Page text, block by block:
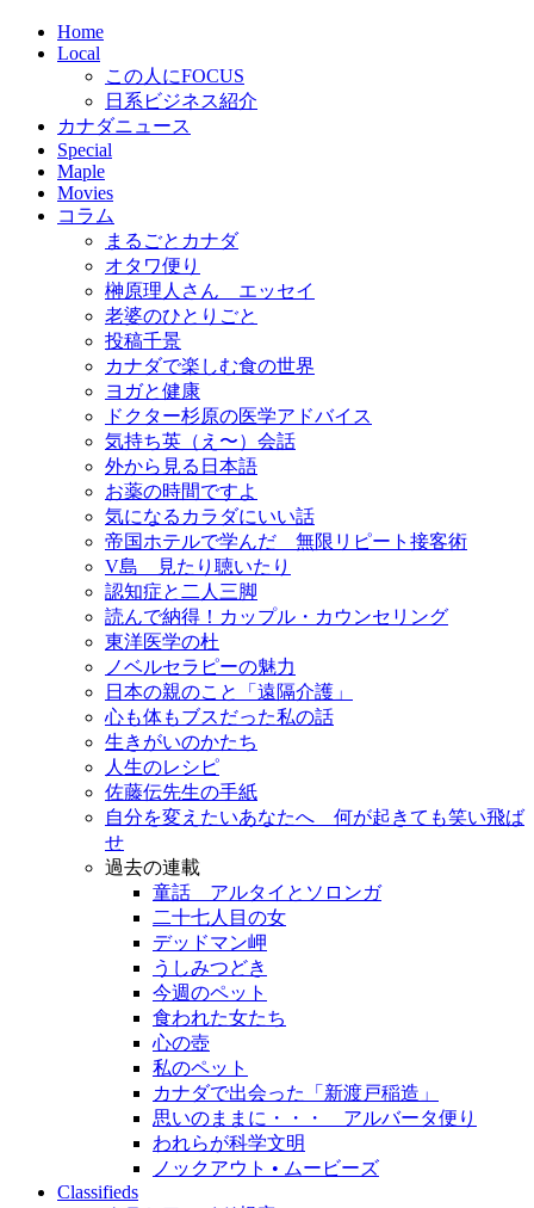
Home
Local
この人にFOCUS
日系ビジネス紹介
カナダニュース
Special
Maple
Movies
コラム
まるごとカナダ
オタワ便り
榊原理人さん エッセイ
老婆のひとりごと
投稿千景
カナダで楽しむ食の世界
ヨガと健康
ドクター杉原の医学アドバイス
気持ち英（え〜）会話
外から見る日本語
お薬の時間ですよ
気になるカラダにいい話
帝国ホテルで学んだ 無限リピート接客術
V島 見たり聴いたり
認知症と二人三脚
読んで納得！カップル・カウンセリング
東洋医学の杜
ノベルセラピーの魅力
日本の親のこと「遠隔介護」
心も体もブスだった私の話
生きがいのかたち
人生のレシピ
佐藤伝先生の手紙
自分を変えたいあなたへ 何が起きても笑い飛ば
せ
過去の連載
童話 アルタイとソロンガ
二十七人目の女
デッドマン岬
うしみつどき
今週のペット
食われた女たち
心の壺
私のペット
カナダで出会った「新渡戸稲造」
思いのままに・・・ アルバータ便り
われらが科学文明
ノックアウト • ムービーズ
Classifieds